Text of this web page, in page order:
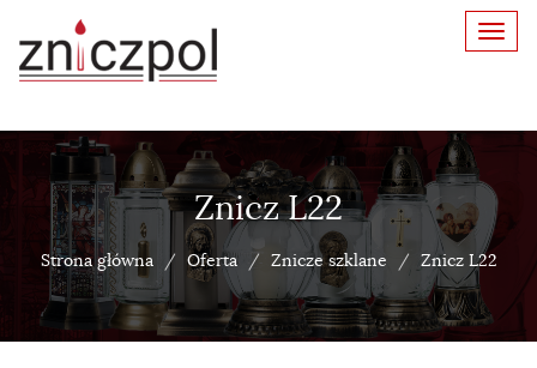
Znicz L22
Strona główna Oferta Znicze szklane Znicz L22